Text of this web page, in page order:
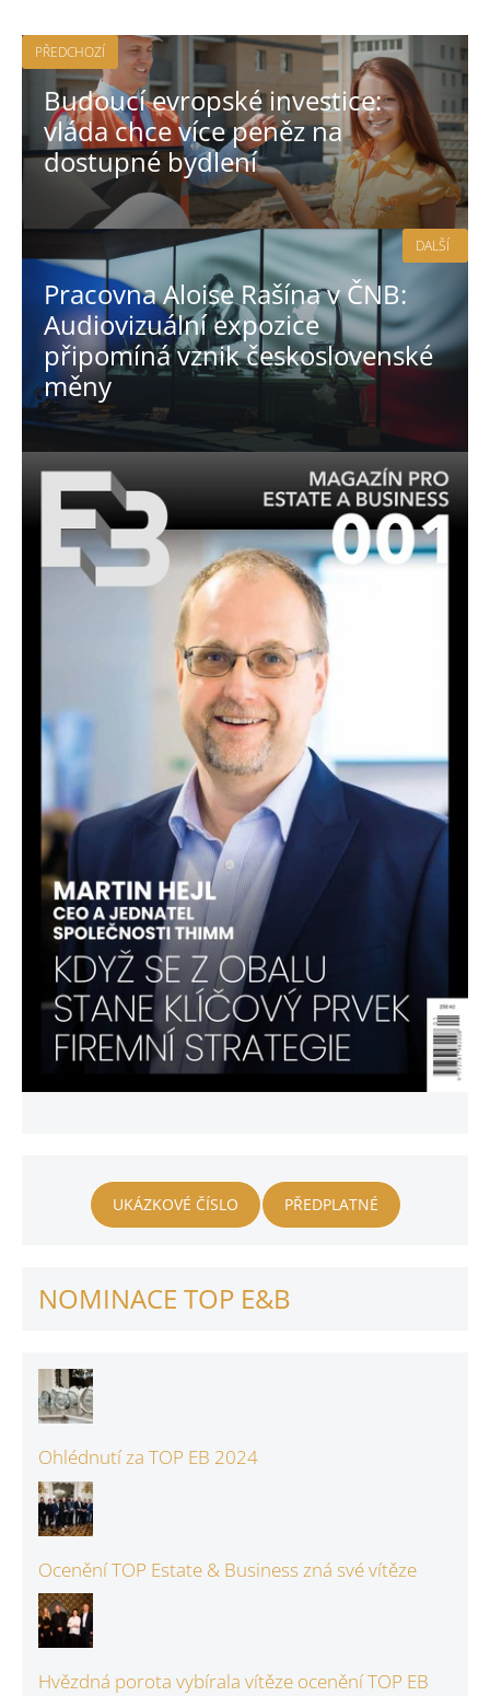
PŘEDCHOZÍ
Budoucí evropské investice:
vláda chce více peněz na
dostupné bydlení
Pracovna Aloise Rašína v ČNB:
Audiovizuální expozice
připomíná vznik československé
měny
DALŠÍ
UKÁZKOVÉ ČÍSLO PŘEDPLATNÉ
NOMINACE TOP E&B
Ohlédnutí za TOP EB 2024
Ocenění TOP Estate & Business zná své vítěze
Hvězdná porota vybírala vítěze ocenění TOP EB